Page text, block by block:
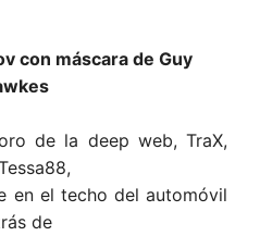
con máscara de Guy
de la deep web, TraX,
en el techo del automóvil
de